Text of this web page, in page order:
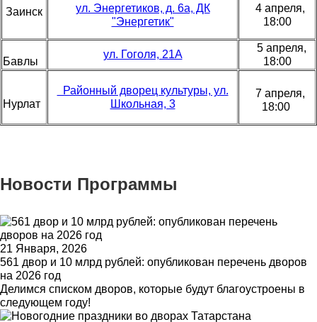
Заинск
ул. Энергетиков, д. 6а, ДК
"Энергетик"
4 апреля,
18:00
Бавлы
ул. Гоголя, 21А
5 апреля,
18:00
Нурлат
Районный дворец культуры, ул.
Школьная, 3
7 апреля,
18:00
Новости Программы
21 Января, 2026
561 двор и 10 млрд рублей: опубликован перечень дворов
на 2026 год
Делимся списком дворов, которые будут благоустроены в
следующем году!